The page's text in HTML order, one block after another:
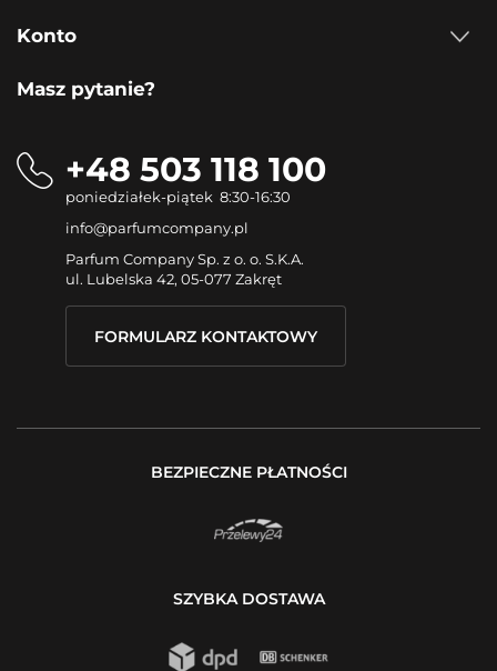
Konto
Masz pytanie?
+48 503 118 100
poniedziałek-piątek 8:30-16:30
info@parfumcompany.pl
Parfum Company Sp. z o. o. S.K.A.
ul. Lubelska 42, 05-077 Zakręt
FORMULARZ KONTAKTOWY
BEZPIECZNE PŁATNOŚCI
SZYBKA DOSTAWA